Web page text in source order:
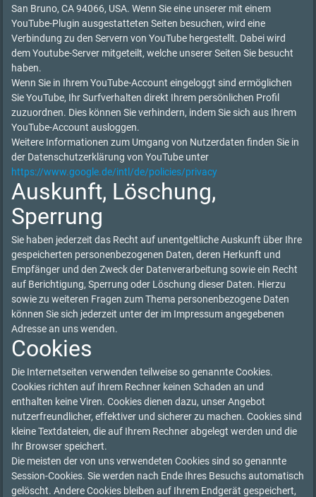
San Bruno, CA 94066, USA. Wenn Sie eine unserer mit einem
YouTube-Plugin ausgestatteten Seiten besuchen, wird eine
Verbindung zu den Servern von YouTube hergestellt. Dabei wird
dem Youtube-Server mitgeteilt, welche unserer Seiten Sie besucht
haben.
Wenn Sie in Ihrem YouTube-Account eingeloggt sind ermöglichen
Sie YouTube, Ihr Surfverhalten direkt Ihrem persönlichen Profil
zuzuordnen. Dies können Sie verhindern, indem Sie sich aus Ihrem
YouTube-Account ausloggen.
Weitere Informationen zum Umgang von Nutzerdaten finden Sie in
der Datenschutzerklärung von YouTube unter
https://www.google.de/intl/de/policies/privacy
Auskunft, Löschung,
Sperrung
Sie haben jederzeit das Recht auf unentgeltliche Auskunft über Ihre
gespeicherten personenbezogenen Daten, deren Herkunft und
Empfänger und den Zweck der Datenverarbeitung sowie ein Recht
auf Berichtigung, Sperrung oder Löschung dieser Daten. Hierzu
sowie zu weiteren Fragen zum Thema personenbezogene Daten
können Sie sich jederzeit unter der im Impressum angegebenen
Adresse an uns wenden.
Cookies
Die Internetseiten verwenden teilweise so genannte Cookies.
Cookies richten auf Ihrem Rechner keinen Schaden an und
enthalten keine Viren. Cookies dienen dazu, unser Angebot
nutzerfreundlicher, effektiver und sicherer zu machen. Cookies sind
kleine Textdateien, die auf Ihrem Rechner abgelegt werden und die
Ihr Browser speichert.
Die meisten der von uns verwendeten Cookies sind so genannte
Session-Cookies. Sie werden nach Ende Ihres Besuchs automatisch
gelöscht. Andere Cookies bleiben auf Ihrem Endgerät gespeichert,